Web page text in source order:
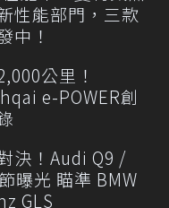
性能部門，三款
中！
公里！
e-POWER創
決！Audi Q9 /
曝光 瞄準 BMW
GLS